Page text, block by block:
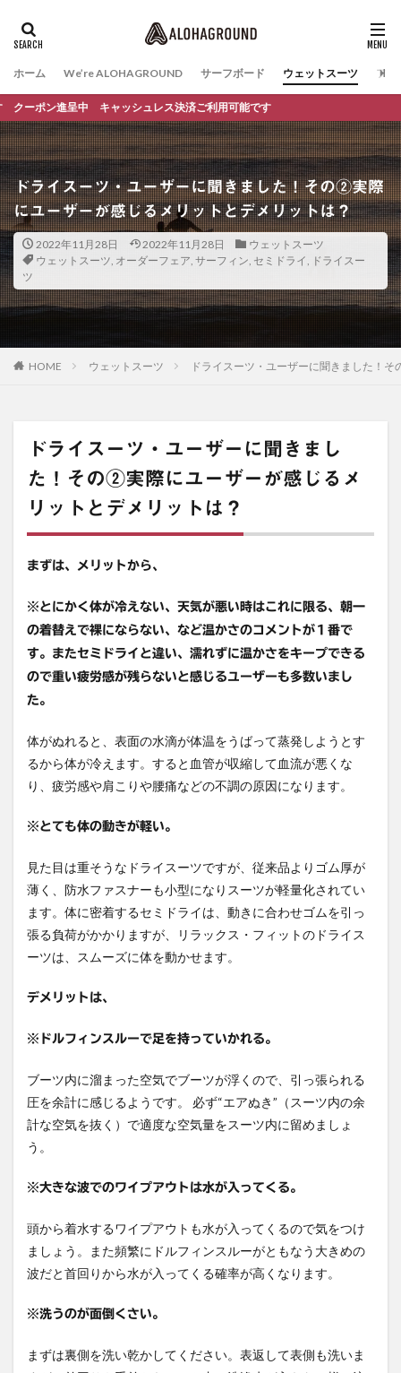
ホーム We’re ALOHAGROUND サーフボード ウェットスーツ ファ
キャッシュレス決済ご利用可能です
ドライスーツ・ユーザーに聞きました！その②実際
にユーザーが感じるメリットとデメリットは？
2022年11月28日 2022年11月28日
ウェットスーツ
ウェットスーツ, オーダーフェア, サーフィン, セミドライ, ドライスー
ツ
HOME ウェットスーツ ドライスーツ・ユーザーに聞きました！
ドライスーツ・ユーザーに聞きまし
た！その②実際にユーザーが感じるメ
リットとデメリットは？
まずは、メリットから、
※とにかく体が冷えない、天気が悪い時はこれに限る、朝一
の着替えで裸にならない、など温かさのコメントが１番で
す。またセミドライと違い、濡れずに温かさをキープできる
ので重い疲労感が残らないと感じるユーザーも多数いまし
た。
体がぬれると、表面の水滴が体温をうばって蒸発しようとす
るから体が冷えます。すると血管が収縮して血流が悪くな
り、疲労感や肩こりや腰痛などの不調の原因になります。
※とても体の動きが軽い。
見た目は重そうなドライスーツですが、従来品よりゴム厚が
薄く、防水ファスナーも小型になりスーツが軽量化されてい
ます。体に密着するセミドライは、動きに合わせゴムを引っ
張る負荷がかかりますが、リラックス・フィットのドライス
ーツは、スムーズに体を動かせます。
デメリットは、
※ドルフィンスルーで足を持っていかれる。
ブーツ内に溜まった空気でブーツが浮くので、引っ張られる
圧を余計に感じるようです。 必ず“エアぬき”（スーツ内の余
計な空気を抜く）で適度な空気量をスーツ内に留めましょ
う。
※大きな波でのワイプアウトは水が入ってくる。
頭から着水するワイプアウトも水が入ってくるので気をつけ
ましょう。また頻繁にドルフィンスルーがともなう大きめの
波だと首回りから水が入ってくる確率が高くなります。
※洗うのが面倒くさい。
まずは裏側を洗い乾かしてください。表返して表側も洗いま